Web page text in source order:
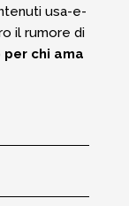
usa-e-
il rumore di
per chi ama